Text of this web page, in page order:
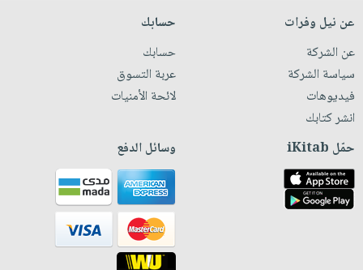
عن نيل وفرات
عن الشركة
سياسة الشركة
فيديوهات
انشر كتابك
حسابك
حسابك
عربة التسوق
لائحة الأمنيات
حمّل iKitab وسائل الدفع